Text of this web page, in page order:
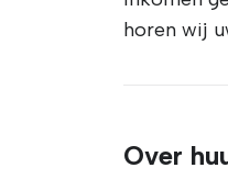
horen wij
Over